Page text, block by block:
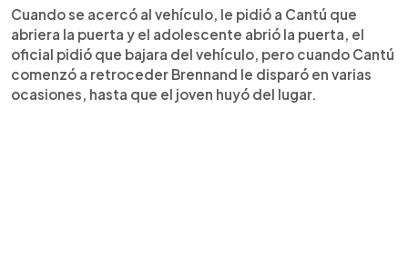
Cuando se acercó al vehículo, le pidió a Cantú que
abriera la puerta y el adolescente abrió la puerta, el
oficial pidió que bajara del vehículo, pero cuando Cantú
comenzó a retroceder Brennand le disparó en varias
ocasiones, hasta que el joven huyó del lugar.